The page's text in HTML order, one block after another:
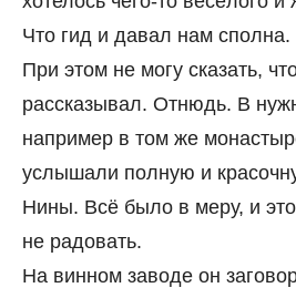
Что гид и давал нам сполна.
При этом не могу сказать,
рассказывал. Отнюдь. В
например в том же
услышали полную и
Нины. Всё было в меру, и
не радовать.
На винном заводе он